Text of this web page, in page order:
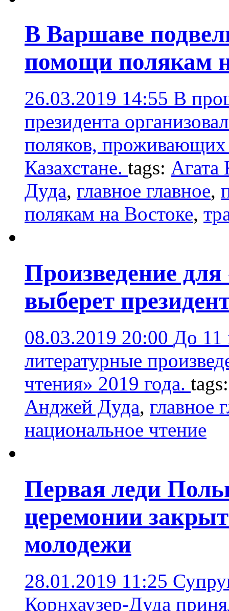
В Варшаве
помощи полякам
26.03.2019 14:55 В
президента
поляков,
Казахстане. tags: Агата
Дуда, главное главное,
полякам на Востоке,
Произведение
выберет
08.03.2019 20:00 До 11
литературные
чтения» 2019 года.
Анджей Дуда, главное
национальное чтение
Первая леди
церемонии
молодежи
28.01.2019 11:25
Корнхаузер-Дуда